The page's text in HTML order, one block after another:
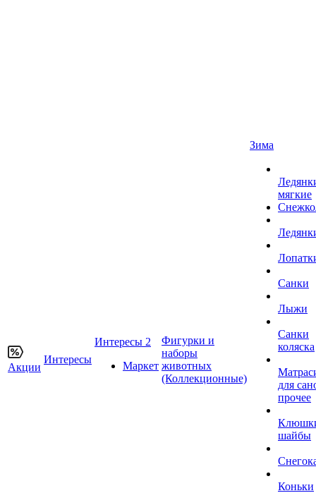
Акции
Интересы
Интересы 2
Маркет
Фигурки и
наборы
животных
(Коллекционные)
Зима
мягкие
Санки
Лыжи
Санки
коляска
для
прочее
шайбы
Коньки